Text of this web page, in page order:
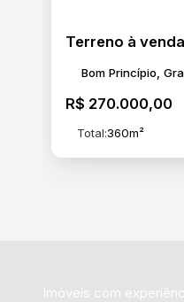
R$ 270.000,00
Bom Princípio,
Total:360m²
Imóveis com